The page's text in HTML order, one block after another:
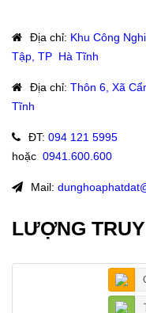
Địa chỉ: Khu Công
Tập, TP Hà Tĩnh
Địa chỉ: Thôn 6, Xã
Tĩnh
ĐT: 094 121 5995
hoặc: 0941.600.600
Mail:
LƯỢNG